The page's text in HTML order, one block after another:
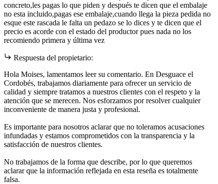
concreto,les pagas lo que piden y después te dicen que el embalaje
no esta incluido,pagas ese embalaje,cuando llega la pieza pedida no
esque este rascada le falta un pedazo se lo dices y te dicen que el
precio es acorde con el estado del productor pues nada no los
recomiendo primera y última vez
Respuesta del propietario:
Hola Moises, lamentamos leer su comentario. En Desguace el
Cordobés, trabajamos diariamente para ofrecer un servicio de
calidad y siempre tratamos a nuestros clientes con el respeto y la
atención que se merecen. Nos esforzamos por resolver cualquier
inconveniente de manera justa y profesional.
Es importante para nosotros aclarar que no toleramos acusaciones
infundadas y estamos comprometidos con la transparencia y la
satisfacción de nuestros clientes.
No trabajamos de la forma que describe, por lo que queremos
aclarar que la información reflejada en esta reseña es totalmente
falsa.